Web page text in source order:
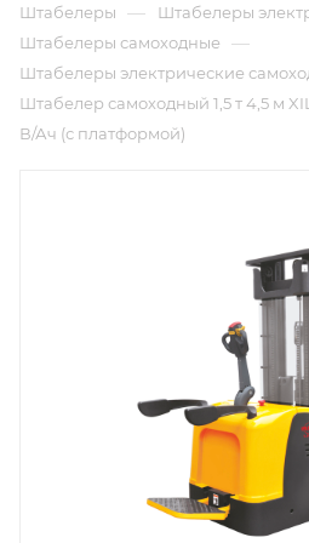
Штабелеры — Штабелеры
Штабелеры самоходные —
Штабелеры электрические
Штабелер самоходный 1,5 т 4,5 м
В/Ач (с платформой)